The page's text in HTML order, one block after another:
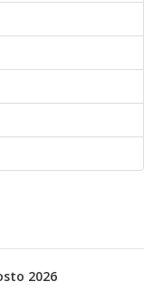
2026